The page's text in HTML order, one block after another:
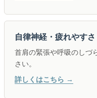
自律神経・疲れやすさ
首肩の緊張や呼吸のしづ
さい。
詳しくはこちら →